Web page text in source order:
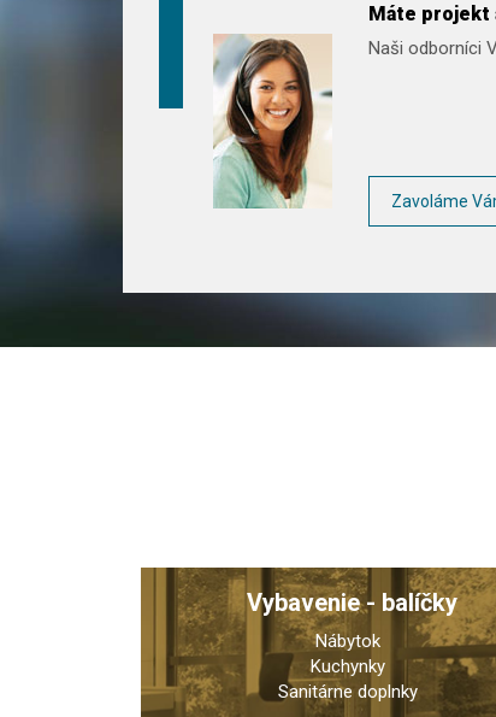
Máte projekt
Naši odborníci
Zavoláme
Vybavenie - balíčky
Nábytok
Kuchynky
Sanitárne doplnky